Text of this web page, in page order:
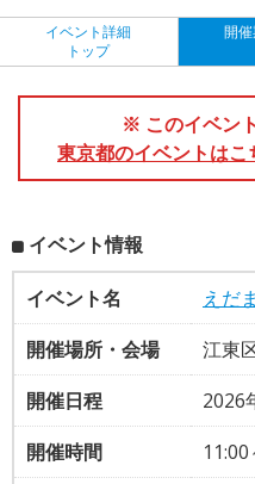
イベント詳細
トップ
開
※ このイベン
東京都のイベントはこ
イベント情報
イベント名
えだ
開催場所・会場
江東
開催日程
2026
開催時間